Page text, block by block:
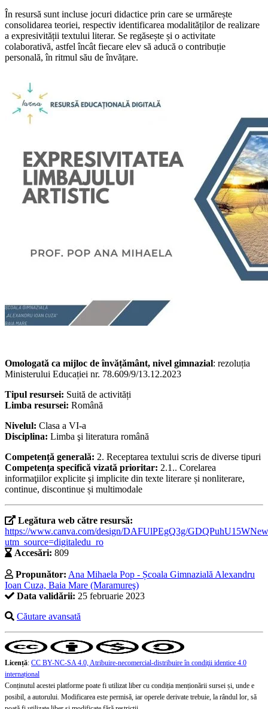
În resursă sunt incluse jocuri didactice prin care se urmărește
consolidarea teoriei, respectiv identificarea modalităților de realizare
a expresivității textului literar. Se regăsește și o activitate
colaborativă, astfel încât fiecare elev să aducă o contribuție
personală, în ritmul său de învățare.
Omologată ca mijloc de învățământ, nivel gimnazial: rezoluția
Ministerului Educației nr. 78.609/9/13.12.2023
Tipul resursei: Suită de activități
Limba resursei: Română
Nivelul: Clasa a VI-a
Disciplina: Limba şi literatura română
Competență generală: 2. Receptarea textului scris de diverse tipuri
Competența specifică vizată prioritar: 2.1.. Corelarea
informaţiilor explicite şi implicite din texte literare și nonliterare,
continue, discontinue și multimodale
Legătura web către resursă:
https://www.canva.com/design/DAFUlPEgQ3g/
utm_source=digitaledu_ro
Accesări: 809
Propunător: Ana Mihaela Pop - Școala Gimnazială Alexandru
Ioan Cuza, Baia Mare (Maramureş)
Data validării: 25 februarie 2023
Căutare avansată
Licență: CC BY-NC-SA 4.0, Atribuire-necomercial-distribuire în condiţii identice 4.0
internațional
Conținutul acestei platforme poate fi utilizat liber cu condiția menționării sursei și, unde e
posibil, a autorului. Modificarea este permisă, iar operele derivate trebuie, la rândul lor, să